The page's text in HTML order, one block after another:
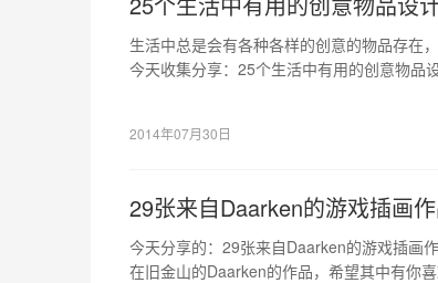
生活中总是会有各种各样的创意的物品存在
今天收集分享：25个生活中有用的创意物品
2014年07月30日
29张来自Daarken的游戏插画
今天分享的：29张来自Daarken的游戏插画
在旧金山的Daarken的作品，希望其中有你